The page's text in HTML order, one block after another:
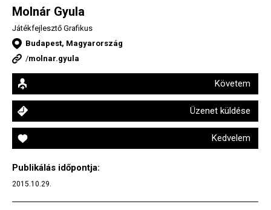
Molnár Gyula
Játékfejlesztő Grafikus
Budapest, Magyarország
/molnar.gyula
Követem
Üzenet küldése
Kedvelem
Publikálás időpontja:
2015.10.29.